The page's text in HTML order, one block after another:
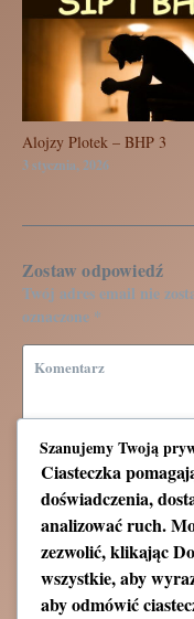
Alojzy Plotek – BHP 3
3 stycznia, 2026
Zostaw odpowiedź
Twój adres email nie
oznaczone *
Szanujemy Twoją
Ciasteczka
doświadczenia,
analizować ruch.
zezwolić, klikając
wszystkie, aby
aby odmówić